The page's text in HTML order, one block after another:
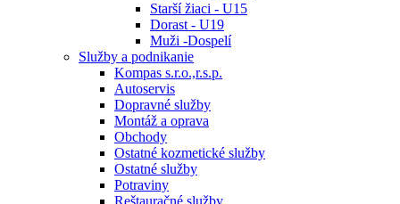
Starší žiaci - U15
Dorast - U19
Muži -Dospelí
Služby a podnikanie
Kompas s.r.o.,r.s.p.
Autoservis
Dopravné služby
Montáž a oprava
Obchody
Ostatné kozmetické služby
Ostatné služby
Potraviny
Reštauračné služby